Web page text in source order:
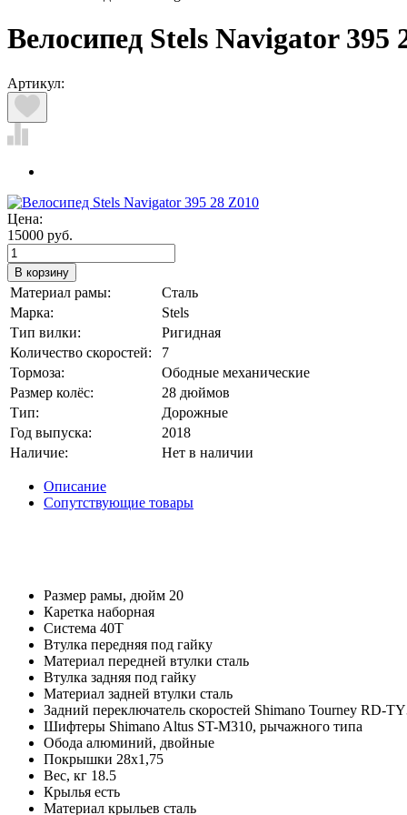
Велосипед Stels Navigator 395
Артикул:
Цена:
15000 руб.
Материал рамы:
Сталь
Марка:
Stels
Тип вилки:
Ригидная
Количество скоростей:
7
Тормоза:
Ободные механические
Размер колёс:
28 дюймов
Тип:
Дорожные
Год выпуска:
2018
Наличие: Нет в наличии
Описание
Сопутствующие товары
Размер рамы, дюйм 20
Каретка наборная
Система 40Т
Втулка передняя под гайку
Материал передней втулки сталь
Втулка задняя под гайку
Материал задней втулки сталь
Задний переключатель скоростей Shimano Tourney RD-
Шифтеры Shimano Altus ST-M310, рычажного типа
Обода алюминий, двойные
Покрышки 28x1,75
Вес, кг 18.5
Крылья есть
Материал крыльев сталь